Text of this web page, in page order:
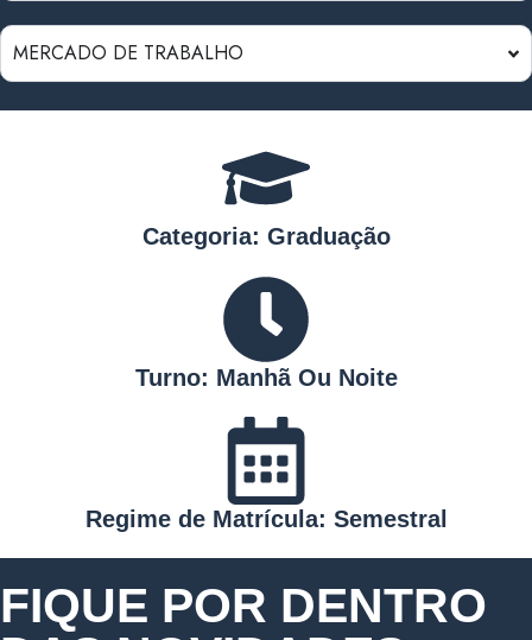
MERCADO DE TRABALHO
Categoria: Graduação
Turno: Manhã Ou Noite
Regime de Matrícula: Semestral
FIQUE POR DENTRO